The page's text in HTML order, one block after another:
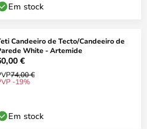
Em stock
Candeeiro de Tecto/Candeeiro de
White - Artemide
€
74,00 €
-19%
Em stock